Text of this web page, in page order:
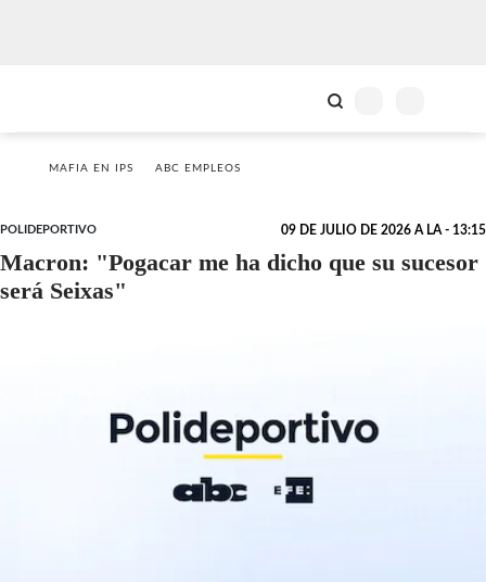
MAFIA EN IPS ABC EMPLEOS
POLIDEPORTIVO 09 DE JULIO DE 2026 A LA - 13:15
Macron: "Pogacar me ha dicho que su sucesor
será Seixas"